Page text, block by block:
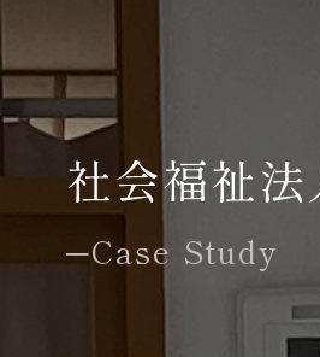
社会福祉
Case Study